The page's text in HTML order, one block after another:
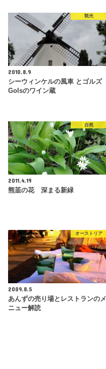
観光
2010.8.9
シーウィンケルの風車 とゴルズ
Golsのワイン蔵
自然
2011.4.19
熊韮の花 深まる新緑
オーストリア
2009.8.5
あんずの売り場とレストランのメ
ニュー解読